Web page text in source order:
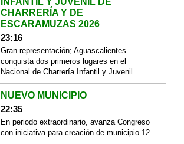
CHARRERÍA Y DE
ESCARAMUZAS 2026
23:16
Gran representación; Aguascalientes
conquista dos primeros lugares en el
Nacional de Charrería Infantil y Juvenil
NUEVO MUNICIPIO
22:35
En periodo extraordinario, avanza Congreso
con iniciativa para creación de municipio 12